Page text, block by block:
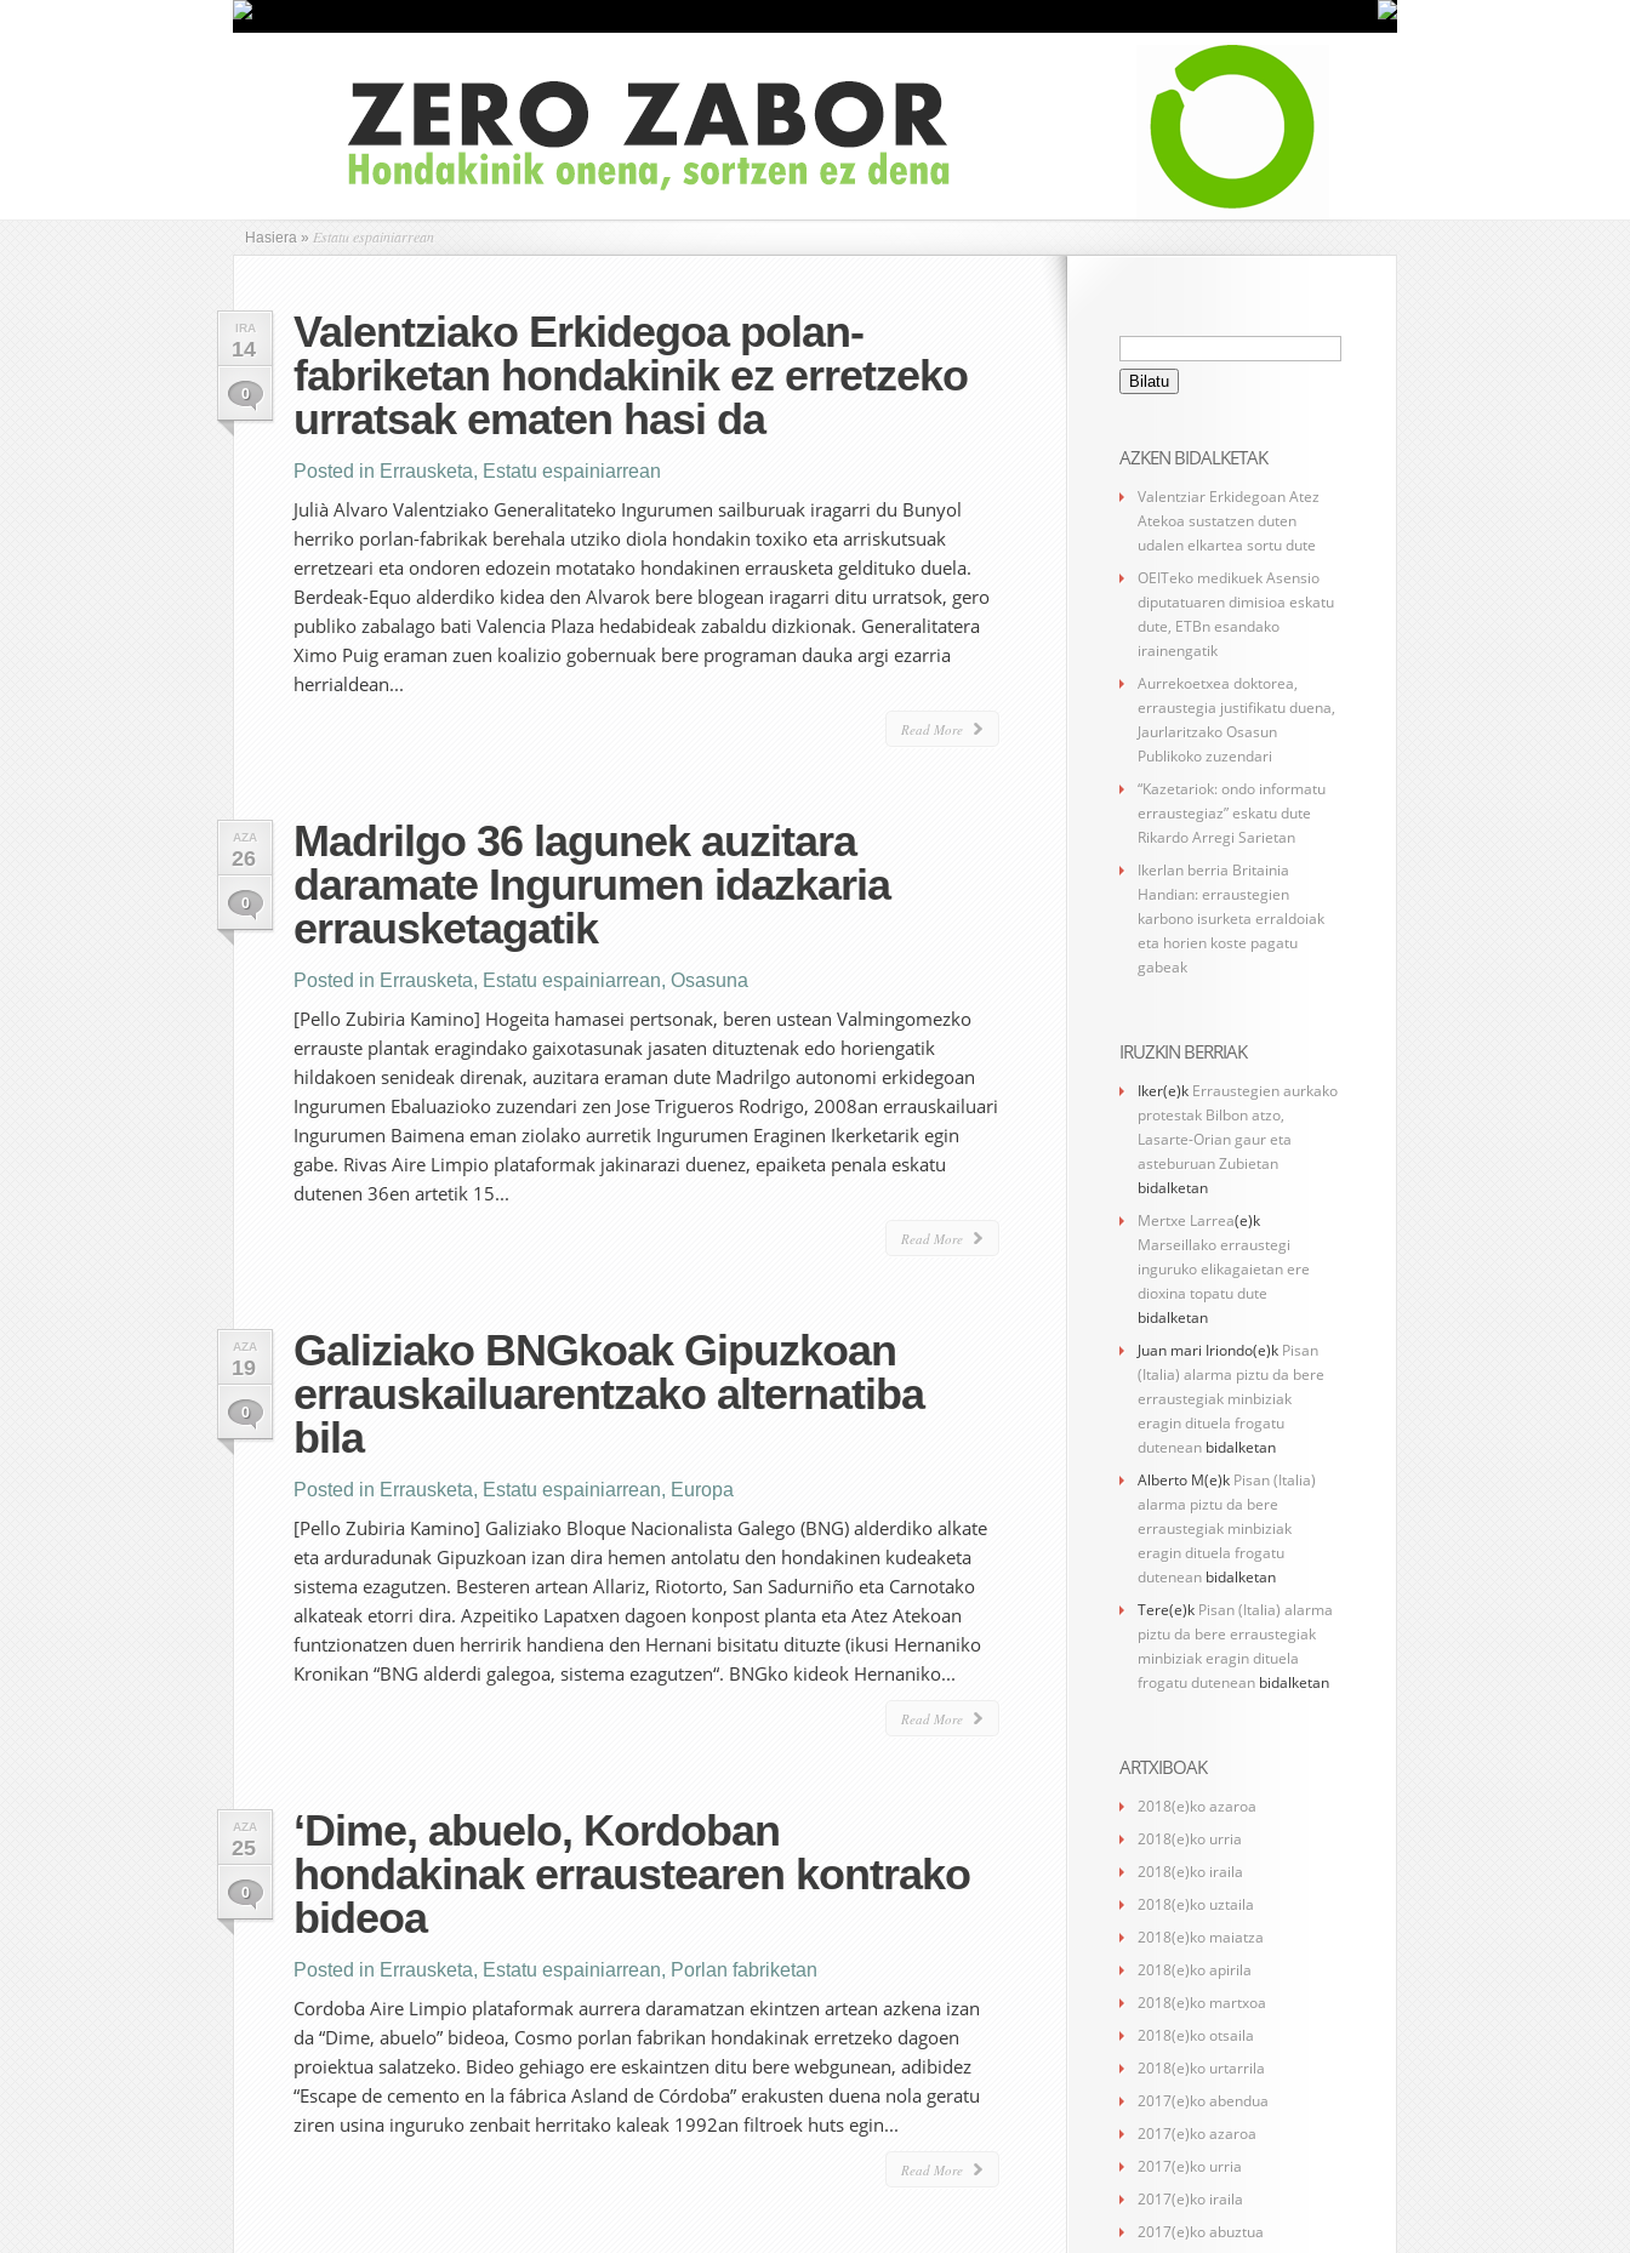
Hasiera » Estatu espainiarrean
IRA
14
0
Valentziako Erkidegoa polan-
fabriketan hondakinik ez erretzeko
urratsak ematen hasi da
Posted in Errausketa, Estatu espainiarrean
Julià Alvaro Valentziako Generalitateko Ingurumen sailburuak iragarri du Bunyol
herriko porlan-fabrikak berehala utziko diola hondakin toxiko eta arriskutsuak
erretzeari eta ondoren edozein motatako hondakinen errausketa geldituko duela.
Berdeak-Equo alderdiko kidea den Alvarok bere blogean iragarri ditu urratsok, gero
publiko zabalago bati Valencia Plaza hedabideak zabaldu dizkionak. Generalitatera
Ximo Puig eraman zuen koalizio gobernuak bere programan dauka argi ezarria
herrialdean...
Read More
AZA
26
0
Madrilgo 36 lagunek auzitara
daramate Ingurumen idazkaria
errausketagatik
Posted in Errausketa, Estatu espainiarrean, Osasuna
[Pello Zubiria Kamino] Hogeita hamasei pertsonak, beren ustean Valmingomezko
errauste plantak eragindako gaixotasunak jasaten dituztenak edo horiengatik
hildakoen senideak direnak, auzitara eraman dute Madrilgo autonomi erkidegoan
Ingurumen Ebaluazioko zuzendari zen Jose Trigueros Rodrigo, 2008an errauskailuari
Ingurumen Baimena eman ziolako aurretik Ingurumen Eraginen Ikerketarik egin
gabe. Rivas Aire Limpio plataformak jakinarazi duenez, epaiketa penala eskatu
dutenen 36en artetik 15...
Read More
AZA
19
0
Galiziako BNGkoak Gipuzkoan
errauskailuarentzako alternatiba
bila
Posted in Errausketa, Estatu espainiarrean, Europa
[Pello Zubiria Kamino] Galiziako Bloque Nacionalista Galego (BNG) alderdiko alkate
eta arduradunak Gipuzkoan izan dira hemen antolatu den hondakinen kudeaketa
sistema ezagutzen. Besteren artean Allariz, Riotorto, San Sadurniño eta Carnotako
alkateak etorri dira. Azpeitiko Lapatxen dagoen konpost planta eta Atez Atekoan
funtzionatzen duen herririk handiena den Hernani bisitatu dituzte (ikusi Hernaniko
Kronikan “BNG alderdi galegoa, sistema ezagutzen“. BNGko kideok Hernaniko...
Read More
AZA
25
0
‘Dime, abuelo, Kordoban
hondakinak erraustearen kontrako
bideoa
Posted in Errausketa, Estatu espainiarrean, Porlan fabriketan
Cordoba Aire Limpio plataformak aurrera daramatzan ekintzen artean azkena izan
da “Dime, abuelo” bideoa, Cosmo porlan fabrikan hondakinak erretzeko dagoen
proiektua salatzeko. Bideo gehiago ere eskaintzen ditu bere webgunean, adibidez
“Escape de cemento en la fábrica Asland de Córdoba” erakusten duena nola geratu
ziren usina inguruko zenbait herritako kaleak 1992an filtroek huts egin...
Read More
Bilatu:
AZKEN BIDALKETAK
Valentziar Erkidegoan Atez
Atekoa sustatzen duten
udalen elkartea sortu dute
OEITeko medikuek Asensio
diputatuaren dimisioa eskatu
dute, ETBn esandako
irainengatik
Aurrekoetxea doktorea,
erraustegia justifikatu duena,
Jaurlaritzako Osasun
Publikoko zuzendari
“Kazetariok: ondo informatu
erraustegiaz” eskatu dute
Rikardo Arregi Sarietan
Ikerlan berria Britainia
Handian: erraustegien
karbono isurketa erraldoiak
eta horien koste pagatu
gabeak
IRUZKIN BERRIAK
Iker(e)k Erraustegien aurkako
protestak Bilbon atzo,
Lasarte-Orian gaur eta
asteburuan Zubietan
bidalketan
Mertxe Larrea(e)k
Marseillako erraustegi
inguruko elikagaietan ere
dioxina topatu dute
bidalketan
Juan mari Iriondo(e)k Pisan
(Italia) alarma piztu da bere
erraustegiak minbiziak
eragin dituela frogatu
dutenean bidalketan
Alberto M(e)k Pisan (Italia)
alarma piztu da bere
erraustegiak minbiziak
eragin dituela frogatu
dutenean bidalketan
Tere(e)k Pisan (Italia) alarma
piztu da bere erraustegiak
minbiziak eragin dituela
frogatu dutenean bidalketan
ARTXIBOAK
2018(e)ko azaroa
2018(e)ko urria
2018(e)ko iraila
2018(e)ko uztaila
2018(e)ko maiatza
2018(e)ko apirila
2018(e)ko martxoa
2018(e)ko otsaila
2018(e)ko urtarrila
2017(e)ko abendua
2017(e)ko azaroa
2017(e)ko urria
2017(e)ko iraila
2017(e)ko abuztua